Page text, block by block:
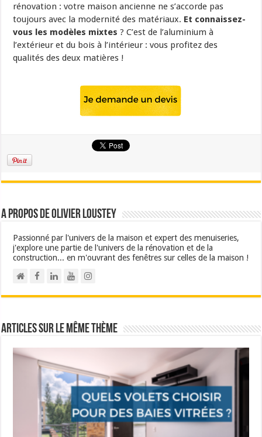
rénovation : votre maison ancienne ne s’accorde pas
toujours avec la modernité des matériaux. Et connaissez-
vous les modèles mixtes ? C’est de l’aluminium à
l’extérieur et du bois à l’intérieur : vous profitez des
qualités des deux matières !
A propos de Olivier Loustey
Passionné par l'univers de la maison et expert des menuiseries,
j'explore une partie de l'univers de la rénovation et de la
construction... en m'ouvrant des fenêtres sur celles de la maison !
Articles sur le même thème